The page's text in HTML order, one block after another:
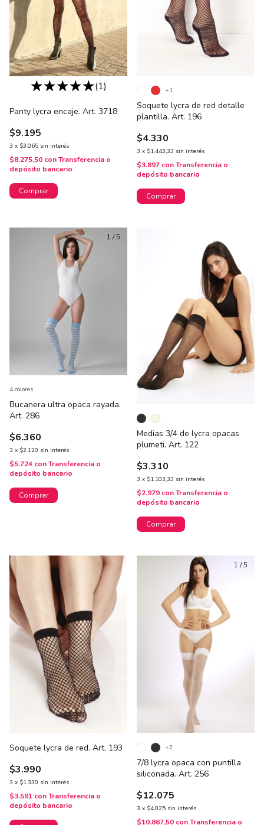
(1)
Panty lycra encaje. Art. 3718
$9.195
3 x $3.065 sin interés
$8.275,50 conTransferencia o
depósito bancario
Comprar
Soquete lycra de red detalle
plantilla. Art. 196
$4.330
3 x $1.443,33 sin interés
$3.897 conTransferencia o
depósito bancario
+1
Comprar
1 /5
Bucanera ultra opaca rayada.
Art. 286
$6.360
3 x $2.120 sin interés
$5.724 conTransferencia o
depósito bancario
4 colores
Comprar
Medias 3/4 de lycra opacas
plumeti. Art. 122
$3.310
3 x $1.103,33 sin interés
$2.979 conTransferencia o
depósito bancario
Comprar
Soquete lycra de red. Art. 193
$3.990
3 x $1.330 sin interés
$3.591 conTransferencia o
depósito bancario
1 /5
7/8 lycra opaca con puntilla
siliconada. Art. 256
$12.075
3 x $4.025 sin interés
$10.867,50 conTransferencia o
+2